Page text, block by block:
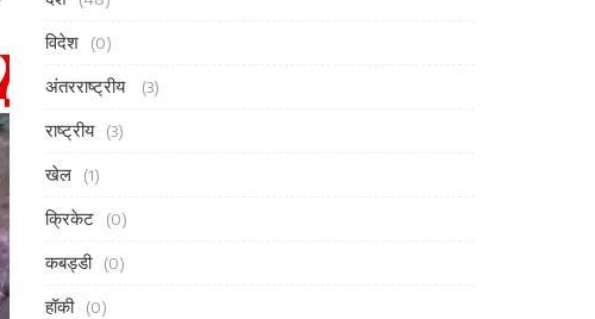
विदेश (0)
अंतरराष्ट्रीय (3)
राष्ट्रीय (3)
खेल (1)
क्रिकेट (0)
कबड्डी (0)
हॉकी (0)